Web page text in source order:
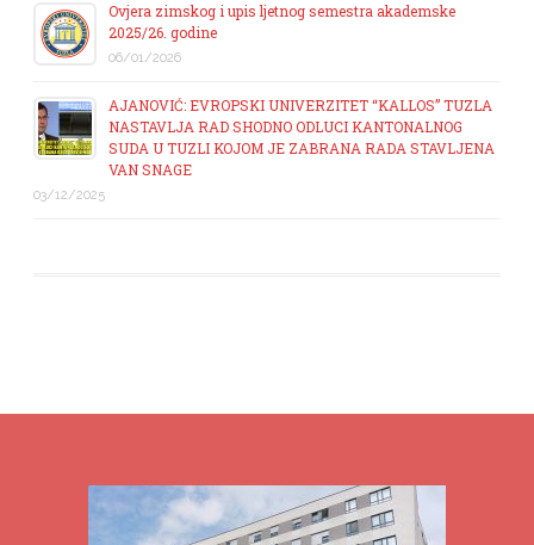
Ovjera zimskog i upis ljetnog semestra akademske
2025/26. godine
06/01/2026
AJANOVIĆ: EVROPSKI UNIVERZITET “KALLOS” TUZLA
NASTAVLJA RAD SHODNO ODLUCI KANTONALNOG
SUDA U TUZLI KOJOM JE ZABRANA RADA STAVLJENA
VAN SNAGE
03/12/2025